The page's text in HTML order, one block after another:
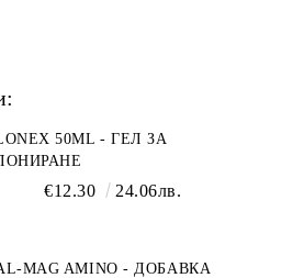
50ML - ГЕЛ ЗА
€12.30 24.06лв.
MAG AMINO - ДОБАВКА